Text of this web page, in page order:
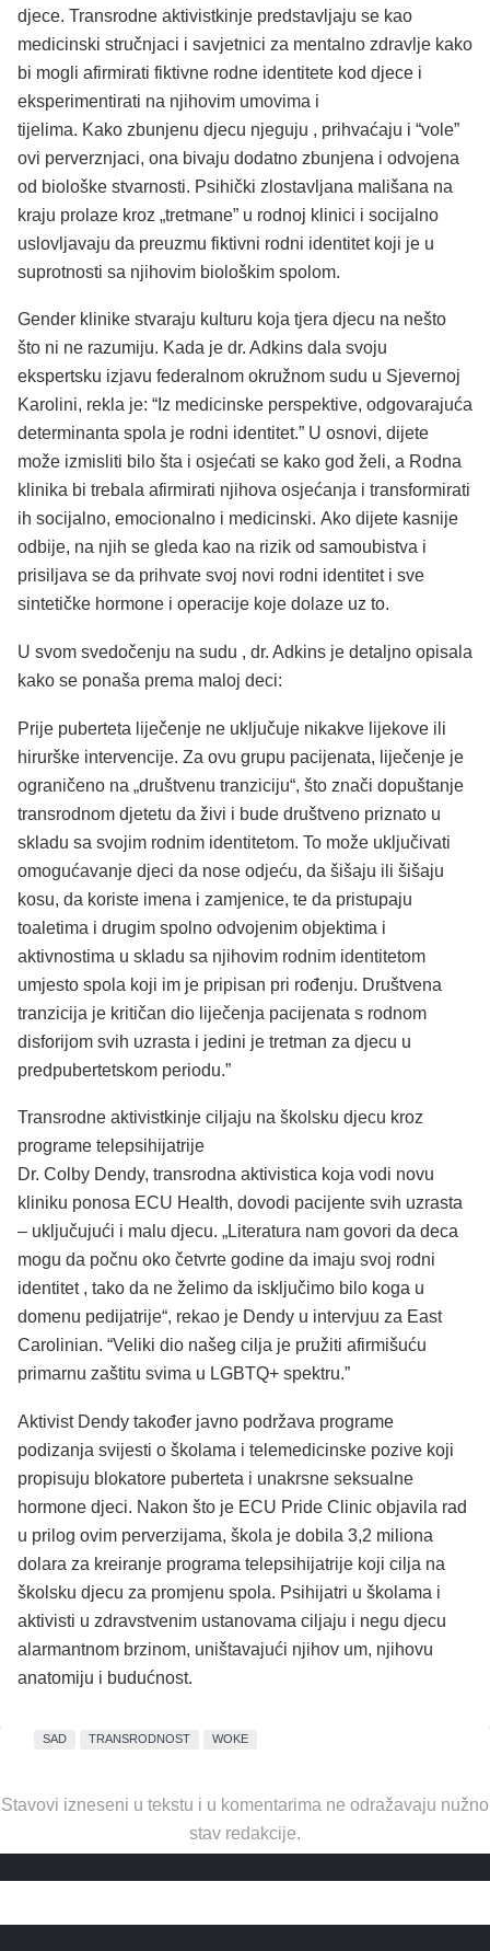
djece. Transrodne aktivistkinje predstavljaju se kao
medicinski stručnjaci i savjetnici za mentalno zdravlje kako
bi mogli afirmirati fiktivne rodne identitete kod djece i
eksperimentirati na njihovim umovima i
tijelima. Kako zbunjenu djecu njeguju , prihvaćaju i “vole”
ovi perverznjaci, ona bivaju dodatno zbunjena i odvojena
od biološke stvarnosti. Psihički zlostavljana mališana na
kraju prolaze kroz „tretmane” u rodnoj klinici i socijalno
uslovljavaju da preuzmu fiktivni rodni identitet koji je u
suprotnosti sa njihovim biološkim spolom.
Gender klinike stvaraju kulturu koja tjera djecu na nešto
što ni ne razumiju. Kada je dr. Adkins dala svoju
ekspertsku izjavu federalnom okružnom sudu u Sjevernoj
Karolini, rekla je: “Iz medicinske perspektive, odgovarajuća
determinanta spola je rodni identitet.” U osnovi, dijete
može izmisliti bilo šta i osjećati se kako god želi, a Rodna
klinika bi trebala afirmirati njihova osjećanja i transformirati
ih socijalno, emocionalno i medicinski. Ako dijete kasnije
odbije, na njih se gleda kao na rizik od samoubistva i
prisiljava se da prihvate svoj novi rodni identitet i sve
sintetičke hormone i operacije koje dolaze uz to.
U svom svedočenju na sudu , dr. Adkins je detaljno opisala
kako se ponaša prema maloj deci:
Prije puberteta liječenje ne uključuje nikakve lijekove ili
hirurške intervencije. Za ovu grupu pacijenata, liječenje je
ograničeno na „društvenu tranziciju“, što znači dopuštanje
transrodnom djetetu da živi i bude društveno priznato u
skladu sa svojim rodnim identitetom. To može uključivati ​​
omogućavanje djeci da nose odjeću, da šišaju ili šišaju
kosu, da koriste imena i zamjenice, te da pristupaju
toaletima i drugim spolno odvojenim objektima i
aktivnostima u skladu sa njihovim rodnim identitetom
umjesto spola koji im je pripisan pri rođenju. Društvena
tranzicija je kritičan dio liječenja pacijenata s rodnom
disforijom svih uzrasta i jedini je tretman za djecu u
predpubertetskom periodu.”
Transrodne aktivistkinje ciljaju na školsku djecu kroz
programe telepsihijatrije
Dr. Colby Dendy, transrodna aktivistica koja vodi novu
kliniku ponosa ECU Health, dovodi pacijente svih uzrasta
– uključujući i malu djecu. „Literatura nam govori da deca
mogu da počnu oko četvrte godine da imaju svoj rodni
identitet , tako da ne želimo da isključimo bilo koga u
domenu pedijatrije“, rekao je Dendy u intervjuu za East
Carolinian. “Veliki dio našeg cilja je pružiti afirmišuću
primarnu zaštitu svima u LGBTQ+ spektru.”
Aktivist Dendy također javno podržava programe
podizanja svijesti o školama i telemedicinske pozive koji
propisuju blokatore puberteta i unakrsne seksualne
hormone djeci. Nakon što je ECU Pride Clinic objavila rad
u prilog ovim perverzijama, škola je dobila 3,2 miliona
dolara za kreiranje programa telepsihijatrije koji cilja na
školsku djecu za promjenu spola. Psihijatri u školama i
aktivisti u zdravstvenim ustanovama ciljaju i negu djecu
alarmantnom brzinom, uništavajući njihov um, njihovu
anatomiju i budućnost.
SAD TRANSRODNOST WOKE
Stavovi izneseni u tekstu i u komentarima ne odražavaju nužno
stav redakcije.